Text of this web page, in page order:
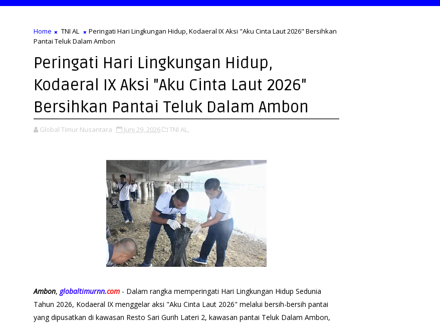
Home TNI AL
Peringati Hari Lingkungan Hidup, Kodaeral IX Aksi "Aku Cinta Laut 2026" Bersihkan
Pantai Teluk Dalam Ambon
Peringati Hari Lingkungan Hidup,
Kodaeral IX Aksi "Aku Cinta Laut 2026"
Bersihkan Pantai Teluk Dalam Ambon
Global Timur Nusantara Juni 29, 2026 TNI AL,
Ambon, globaltimurnn.com - Dalam rangka memperingati Hari Lingkungan Hidup Sedunia
Tahun 2026, Kodaeral IX menggelar aksi "Aku Cinta Laut 2026" melalui bersih-bersih pantai
yang dipusatkan di kawasan Resto Sari Gurih Lateri 2, kawasan pantai Teluk Dalam Ambon,